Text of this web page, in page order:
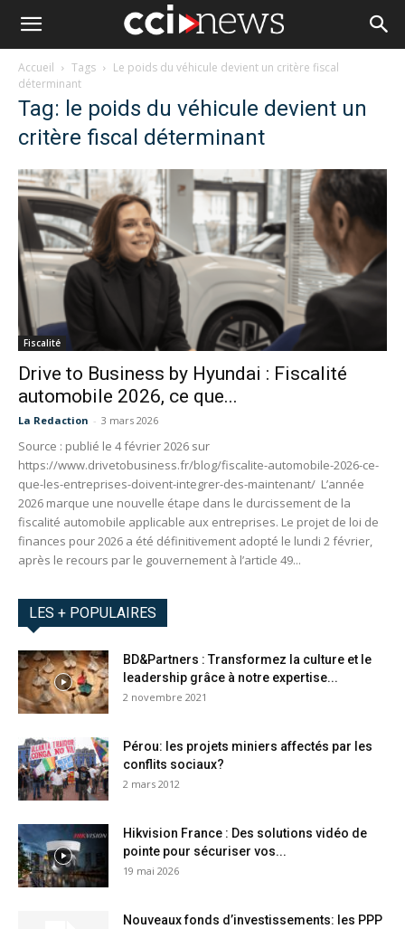
Accueil Tags
Le poids du véhicule devient un critère fiscal
déterminant
Tag: le poids du véhicule devient un
critère fiscal déterminant
Fiscalité
Drive to Business by Hyundai : Fiscalité
automobile 2026, ce que...
La Redaction - 3 mars 2026
Source : publié le 4 février 2026 sur
https://www.drivetobusiness.fr/blog/fiscalite-automobile-2026-ce-
que-les-entreprises-doivent-integrer-des-maintenant/ L’année
2026 marque une nouvelle étape dans le durcissement de la
fiscalité automobile applicable aux entreprises. Le projet de loi de
finances pour 2026 a été définitivement adopté le lundi 2 février,
après le recours par le gouvernement à l’article 49...
LES + POPULAIRES
BD&Partners : Transformez la culture et le
leadership grâce à notre expertise...
2 novembre 2021
Pérou: les projets miniers affectés par les
conflits sociaux?
2 mars 2012
Hikvision France : Des solutions vidéo de
pointe pour sécuriser vos...
19 mai 2026
Nouveaux fonds d’investissements: les PPP